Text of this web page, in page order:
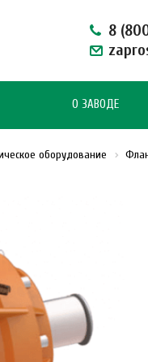
8
О ЗАВОДЕ
оборудование